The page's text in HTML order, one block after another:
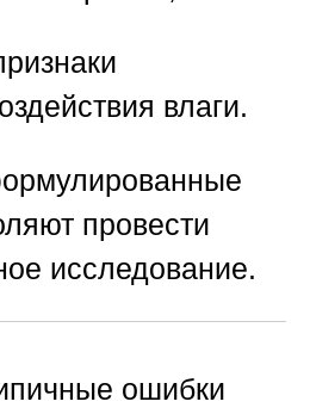
влаги.
провести
исследование.
ошибки